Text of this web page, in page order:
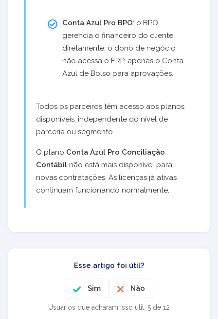
Conta Azul Pro BPO: o BPO
gerencia o financeiro do cliente
diretamente; o dono de negócio
não acessa o ERP, apenas o Conta
Azul de Bolso para aprovações.
Todos os parceiros têm acesso aos planos
disponíveis, independente do nível de
parceria ou segmento.
O plano Conta Azul Pro Conciliação
Contábil não está mais disponível para
novas contratações. As licenças já ativas
continuam funcionando normalmente.
Esse artigo foi útil?
Sim Não
Usuários que acharam isso útil: 5 de 12